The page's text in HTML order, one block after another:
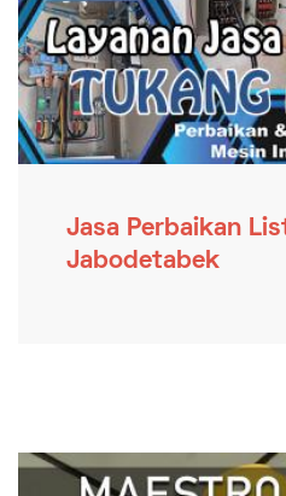
Jasa Perbaikan
Jabodetabek